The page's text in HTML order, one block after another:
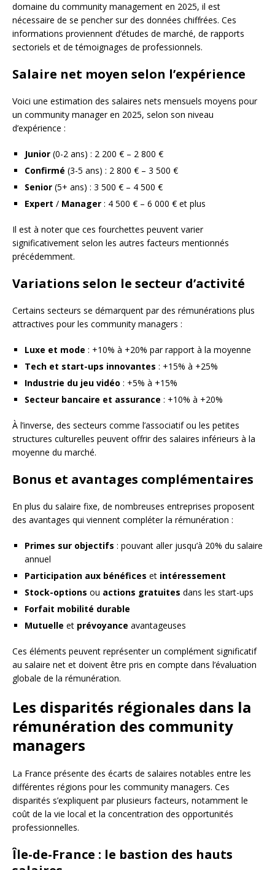
domaine du community management en 2025, il est
nécessaire de se pencher sur des données chiffrées. Ces
informations proviennent d’études de marché, de rapports
sectoriels et de témoignages de professionnels.
Salaire net moyen selon l’expérience
Voici une estimation des salaires nets mensuels moyens pour
un community manager en 2025, selon son niveau
d’expérience :
Junior (0-2 ans) : 2 200 € – 2 800 €
Confirmé (3-5 ans) : 2 800 € – 3 500 €
Senior (5+ ans) : 3 500 € – 4 500 €
Expert / Manager : 4 500 € – 6 000 € et plus
Il est à noter que ces fourchettes peuvent varier
significativement selon les autres facteurs mentionnés
précédemment.
Variations selon le secteur d’activité
Certains secteurs se démarquent par des rémunérations plus
attractives pour les community managers :
Luxe et mode : +10% à +20% par rapport à la moyenne
Tech et start-ups innovantes : +15% à +25%
Industrie du jeu vidéo : +5% à +15%
Secteur bancaire et assurance : +10% à +20%
À l’inverse, des secteurs comme l’associatif ou les petites
structures culturelles peuvent offrir des salaires inférieurs à la
moyenne du marché.
Bonus et avantages complémentaires
En plus du salaire fixe, de nombreuses entreprises proposent
des avantages qui viennent compléter la rémunération :
Primes sur objectifs : pouvant aller jusqu’à 20% du salaire
annuel
Participation aux bénéfices et intéressement
Stock-options ou actions gratuites dans les start-ups
Forfait mobilité durable
Mutuelle et prévoyance avantageuses
Ces éléments peuvent représenter un complément significatif
au salaire net et doivent être pris en compte dans l’évaluation
globale de la rémunération.
Les disparités régionales dans la
rémunération des community
managers
La France présente des écarts de salaires notables entre les
différentes régions pour les community managers. Ces
disparités s’expliquent par plusieurs facteurs, notamment le
coût de la vie local et la concentration des opportunités
professionnelles.
Île-de-France : le bastion des hauts